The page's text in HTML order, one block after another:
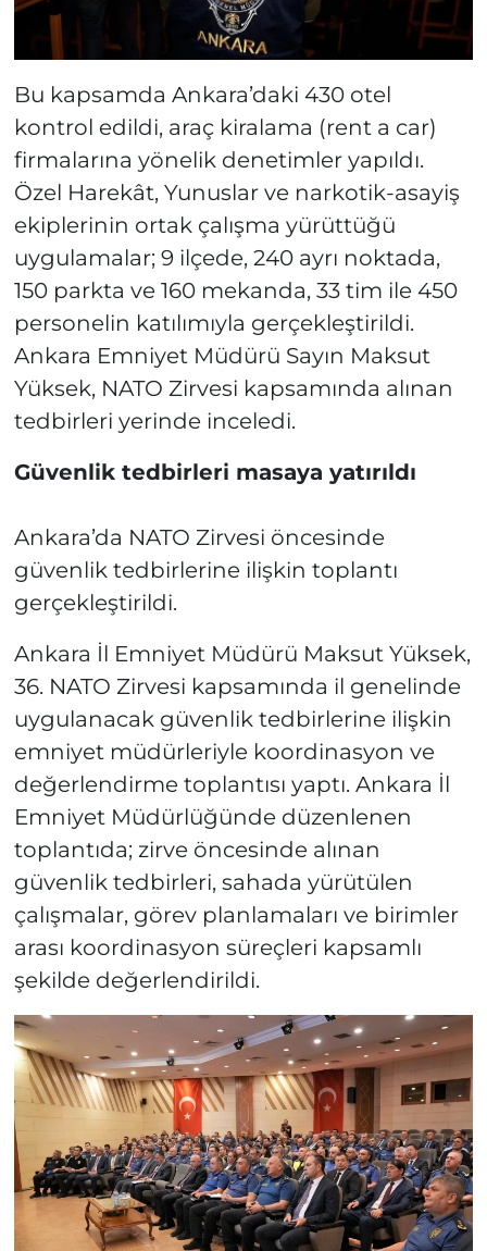
Bu kapsamda Ankara’daki 430 otel
kontrol edildi, araç kiralama (rent a car)
firmalarına yönelik denetimler yapıldı.
Özel Harekât, Yunuslar ve narkotik-asayiş
ekiplerinin ortak çalışma yürüttüğü
uygulamalar; 9 ilçede, 240 ayrı noktada,
150 parkta ve 160 mekanda, 33 tim ile 450
personelin katılımıyla gerçekleştirildi.
Ankara Emniyet Müdürü Sayın Maksut
Yüksek, NATO Zirvesi kapsamında alınan
tedbirleri yerinde inceledi.
Güvenlik tedbirleri masaya yatırıldı
Ankara’da NATO Zirvesi öncesinde
güvenlik tedbirlerine ilişkin toplantı
gerçekleştirildi.
Ankara İl Emniyet Müdürü Maksut Yüksek,
36. NATO Zirvesi kapsamında il genelinde
uygulanacak güvenlik tedbirlerine ilişkin
emniyet müdürleriyle koordinasyon ve
değerlendirme toplantısı yaptı. Ankara İl
Emniyet Müdürlüğünde düzenlenen
toplantıda; zirve öncesinde alınan
güvenlik tedbirleri, sahada yürütülen
çalışmalar, görev planlamaları ve birimler
arası koordinasyon süreçleri kapsamlı
şekilde değerlendirildi.